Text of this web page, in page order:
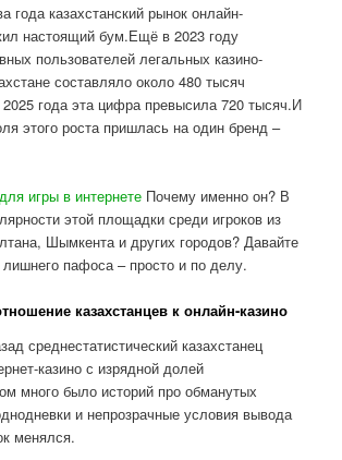
года казахстанский рынок онлайн-
настоящий бум.Ещё в 2023 году
пользователей легальных казино-
составляло около 480 тысяч
года эта цифра превысила 720 тысяч.И
этого роста пришлась на один бренд –
игры в интернете Почему именно он? В
этой площадки среди игроков из
Шымкента и других городов? Давайте
лишнего пафоса – просто и по делу.
казахстанцев к онлайн-казино
среднестатистический казахстанец
казино с изрядной долей
много было историй про обманутых
и непрозрачные условия вывода
менялся.